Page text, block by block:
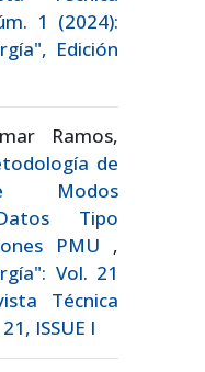
1 (2024):
Edición
Ramos,
de
Modos
Tipo
PMU ,
Vol. 21
Técnica
ISSUE I